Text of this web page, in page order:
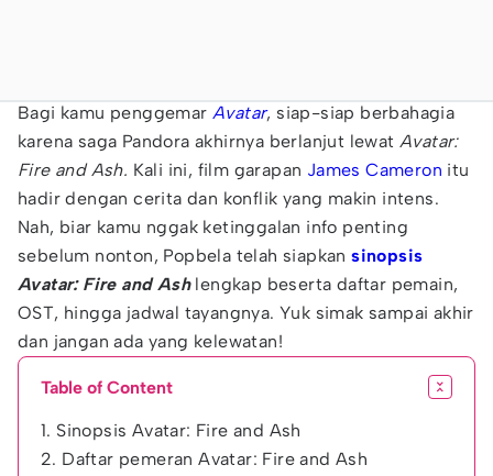
Bagi kamu penggemar Avatar, siap-siap berbahagia
karena saga Pandora akhirnya berlanjut lewat Avatar:
Fire and Ash. Kali ini, film garapan James Cameron itu
hadir dengan cerita dan konflik yang makin intens.
Nah, biar kamu nggak ketinggalan info penting
sebelum nonton, Popbela telah siapkan sinopsis
Avatar: Fire and Ash lengkap beserta daftar pemain,
OST, hingga jadwal tayangnya. Yuk simak sampai akhir
dan jangan ada yang kelewatan!
Table of Content
1. Sinopsis Avatar: Fire and Ash
2. Daftar pemeran Avatar: Fire and Ash